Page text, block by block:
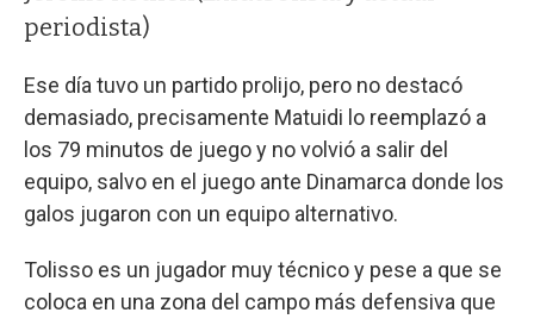
periodista)
Ese día tuvo un partido prolijo, pero no destacó
demasiado, precisamente Matuidi lo reemplazó a
los 79 minutos de juego y no volvió a salir del
equipo, salvo en el juego ante Dinamarca donde los
galos jugaron con un equipo alternativo.
Tolisso es un jugador muy técnico y pese a que se
coloca en una zona del campo más defensiva que